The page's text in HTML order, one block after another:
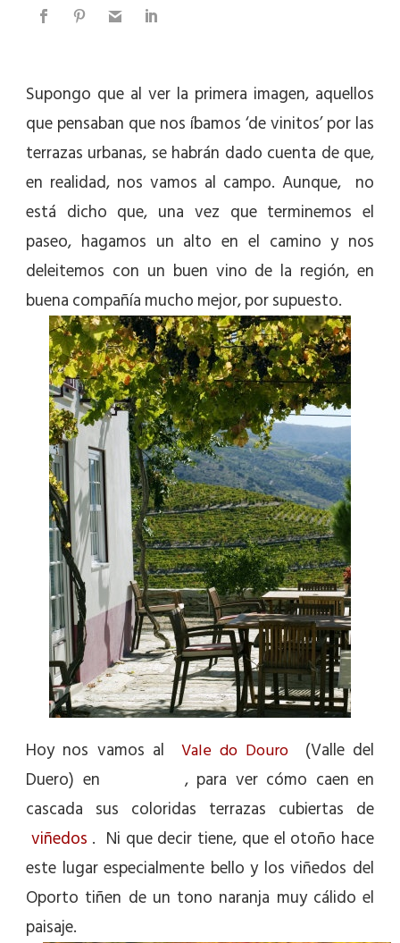
Supongo que al ver la primera imagen, aquellos
que pensaban que nos íbamos ‘de vinitos’ por las
terrazas urbanas, se habrán dado cuenta de que,
en realidad, nos vamos al campo. Aunque, no
está dicho que, una vez que terminemos el
paseo, hagamos un alto en el camino y nos
deleitemos con un buen vino de la región, en
buena compañía mucho mejor, por supuesto.
Hoy nos vamos al Vale do Douro
(Valle del
Duero) en
, para ver cómo caen en
cascada sus coloridas terrazas cubiertas de
viñedos . Ni que decir tiene, que el otoño hace
este lugar especialmente bello y los viñedos del
Oporto tiñen de un tono naranja muy cálido el
paisaje.